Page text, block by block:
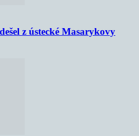
z ústecké Masarykovy